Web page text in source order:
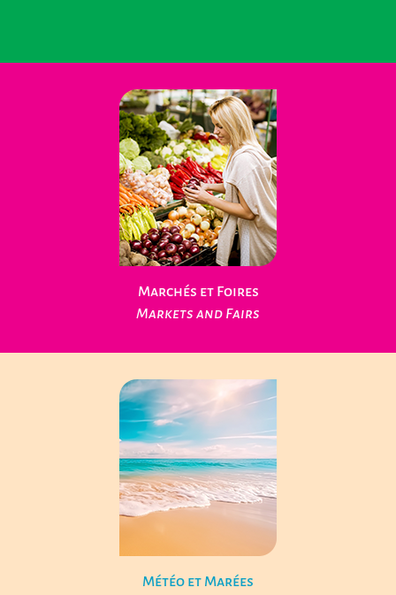
Loisirs Nature
Leisure Nature
Marchés et Foires
Markets and Fairs
Météo et Marées